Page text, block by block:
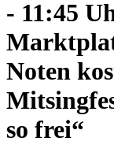
- 11:45
Noten
so frei“